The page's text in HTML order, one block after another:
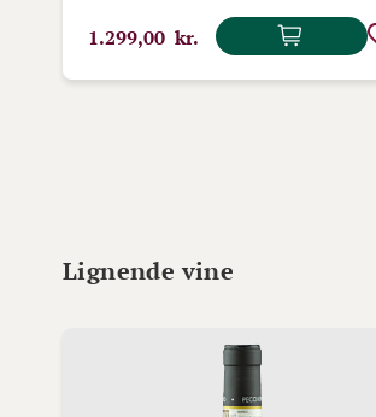
1.299,00 kr.
Lignende vine